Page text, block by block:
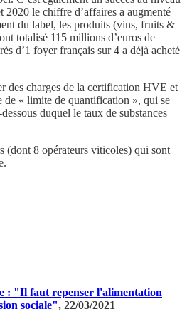
2020 le chiffre d’affaires a augmenté
du label, les produits (vins, fruits &
totalisé 115 millions d’euros de
d’1 foyer français sur 4 a déjà acheté
des charges de la certification HVE et
de « limite de quantification », qui se
duquel le taux de substances
(dont 8 opérateurs viticoles) qui sont
: "Il faut repenser l'alimentation
sociale", 22/03/2021